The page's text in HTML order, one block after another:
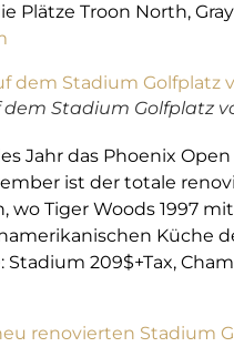
Plätze Troon North,
Stadium Golfplatz
Jahr das Phoenix
ist der totale
wo Tiger Woods 1997
Küche
209$+Tax,